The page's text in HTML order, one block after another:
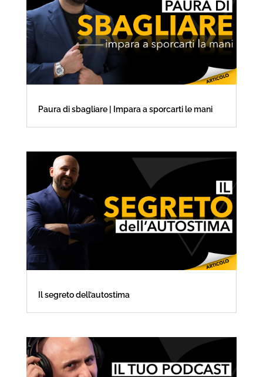
Paura di sbagliare | Impara a sporcarti le mani
Il segreto dell’autostima